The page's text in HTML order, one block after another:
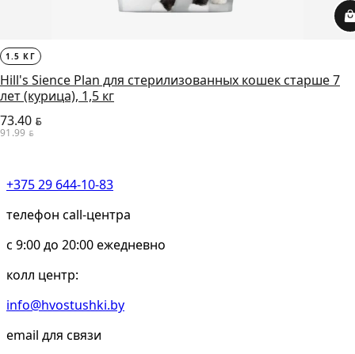
1.5 КГ
Hill's Sience Plan для стерилизованных кошек старше 7
лет (курица), 1,5 кг
73.40 BYN
91.99 BYN
+375 29 644-10-83
телефон call-центра
c 9:00 до 20:00 ежедневно
колл центр:
info@hvostushki.by
email для связи